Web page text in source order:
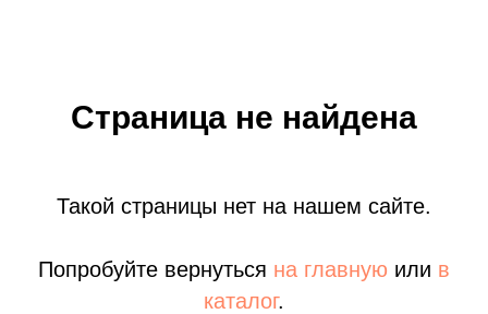
Страница не найдена
Такой страницы нет на нашем сайте.
Попробуйте вернуться на главную или в
каталог.